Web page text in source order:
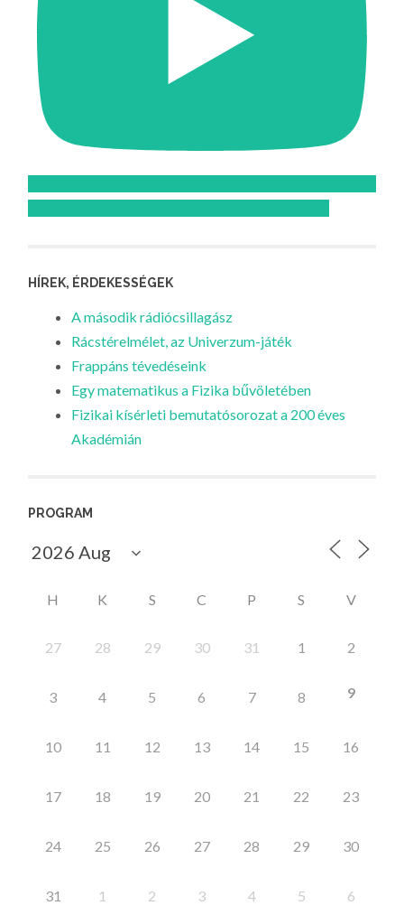
HÍREK, ÉRDEKESSÉGEK
A második rádiócsillagász
Rácstérelmélet, az Univerzum-játék
Frappáns tévedéseink
Egy matematikus a Fizika bűvöletében
Fizikai kísérleti bemutatósorozat a 200 éves
Akadémián
PROGRAM
H K S C P S V
27 28 29 30 31 1 2
3 4 5 6 7 8 9
10 11 12 13 14 15 16
17 18 19 20 21 22 23
24 25 26 27 28 29 30
31 1 2 3 4 5 6